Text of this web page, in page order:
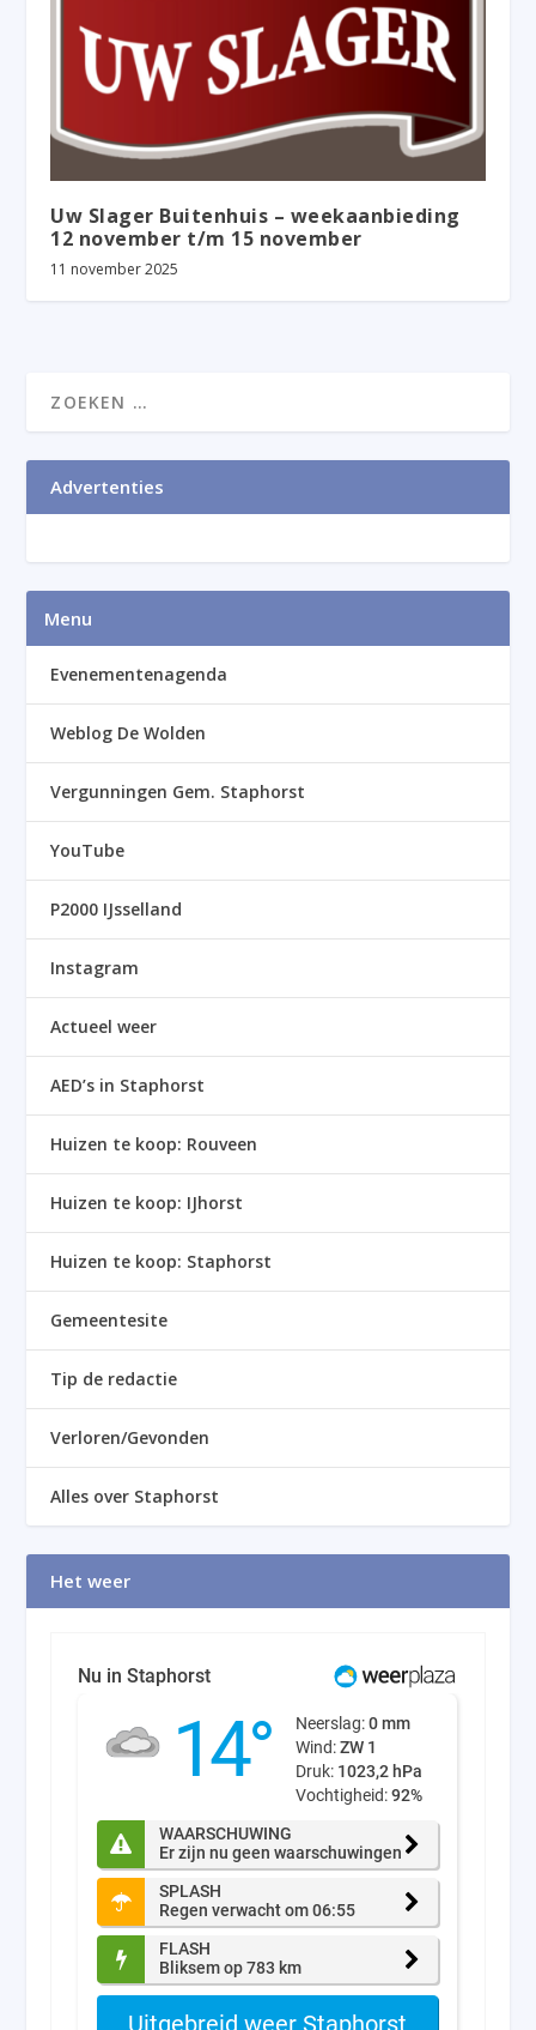
Uw Slager Buitenhuis – weekaanbieding
12 november t/m 15 november
11 november 2025
Advertenties
Menu
Evenementenagenda
Weblog De Wolden
Vergunningen Gem. Staphorst
YouTube
P2000 IJsselland
Instagram
Actueel weer
AED’s in Staphorst
Huizen te koop: Rouveen
Huizen te koop: IJhorst
Huizen te koop: Staphorst
Gemeentesite
Tip de redactie
Verloren/Gevonden
Alles over Staphorst
Het weer